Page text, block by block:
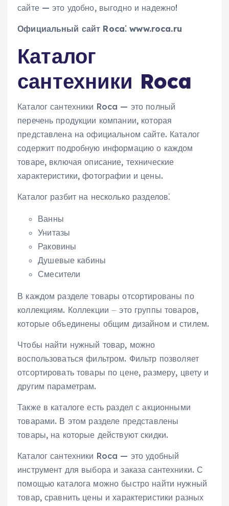
сайте — это удобно, выгодно и надежно!
Официальный сайт Roca⁚ www.roca.ru
Каталог
сантехники Roca
Каталог сантехники Roca — это полный
перечень продукции компании, которая
представлена на официальном сайте. Каталог
содержит подробную информацию о каждом
товаре, включая описание, технические
характеристики, фотографии и цены.
Каталог разбит на несколько разделов⁚
Ванны
Унитазы
Раковины
Душевые кабины
Смесители
В каждом разделе товары отсортированы по
коллекциям. Коллекции ⏤ это группы товаров,
которые объединены общим дизайном и стилем.
Чтобы найти нужный товар, можно
воспользоваться фильтром. Фильтр позволяет
отсортировать товары по цене, размеру, цвету и
другим параметрам.
Также в каталоге есть раздел с акционными
товарами. В этом разделе представлены
товары, на которые действуют скидки.
Каталог сантехники Roca — это удобный
инструмент для выбора и заказа сантехники. С
помощью каталога можно быстро найти нужный
товар, сравнить цены и характеристики разных